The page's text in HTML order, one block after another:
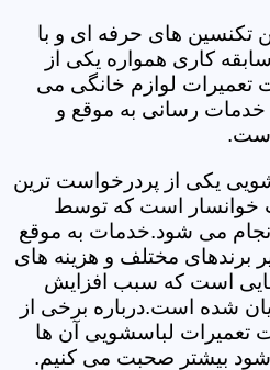
تکنسین های حرفه ای و با
۱۱ سال سابقه کاری همواره یکی از
لوازم خانگی می
رسانی به موقع و
یکی از پردرخواست ترین
خوانسار است که توسط
می شود.خدمات به موقع
برندهای مختلف و هزینه های
است که سبب افزایش
شده است.درباره برخی از
تعمیرات لباسشویی آن ها
بیشتر صحبت می کنیم.